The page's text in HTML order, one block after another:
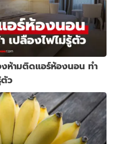
ห้ามติดแอร์ห้องนอน ทำ
ว